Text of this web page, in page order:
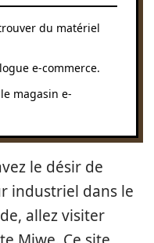
du matériel
e-commerce.
magasin e-
le désir de
industriel dans le
allez visiter